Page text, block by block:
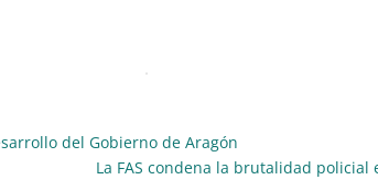
del Gobierno de Aragón
La FAS condena la brutalidad